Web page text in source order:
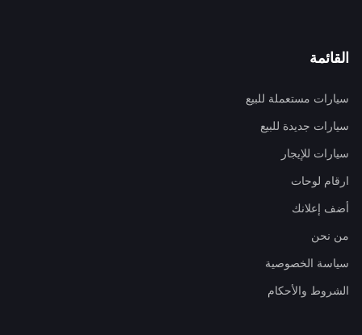
القائمة
سيارات مستعملة للبيع
سيارات جديدة للبيع
سيارات للإيجار
ارقام لوحات
أضف إعلانك
من نحن
سياسة الخصوصية
الشروط والأحكام